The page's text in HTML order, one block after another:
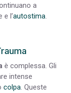
a
l’autostima.
è complessa. Gli
intense
colpa. Queste